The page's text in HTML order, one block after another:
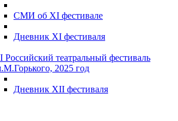
СМИ об XI фестивале
Дневник XI фестиваля
Российский театральный фестиваль
2025 год
Дневник XII фестиваля